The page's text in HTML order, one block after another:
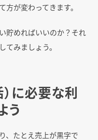
が変わってきます。
貯めればいいのか？それ
てみましょう。
に必要な利
う
、たとえ売上が黒字で